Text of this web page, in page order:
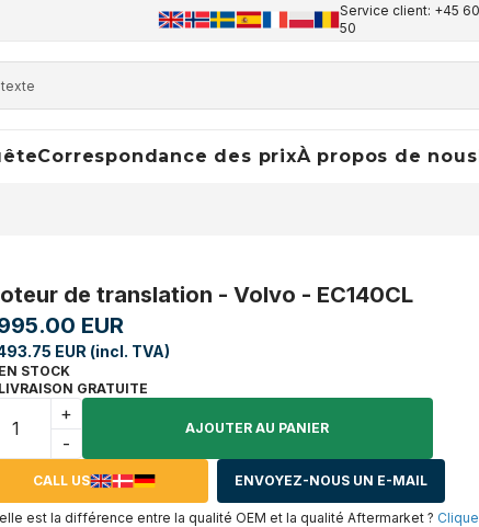
Service client: +45 60
50
Correspondance des prixÀ propos de nous
de translation - Volvo - EC140CL
EUR
EUR (incl. TVA)
EN STOCK
LIVRAISON GRATUITE
+
-
AJOUTER AU PANIER
CALL US ENVOYEZ-NOUS UN E-MAIL
est la différence entre la qualité OEM et la qualité Aftermarket ?